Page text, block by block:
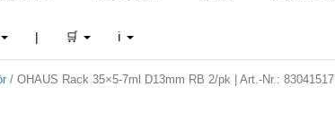
| 🛒 ℹ️
/ OHAUS Rack 35×5-7ml D13mm RB 2/pk | Art.-Nr.: 83041517